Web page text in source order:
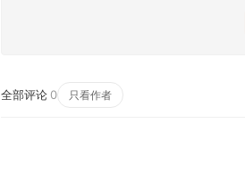
全部评论 0 只看作者